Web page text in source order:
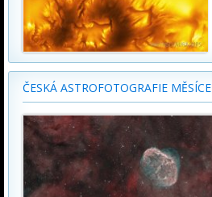
ČESKÁ ASTROFOTOGRAFIE MĚSÍCE